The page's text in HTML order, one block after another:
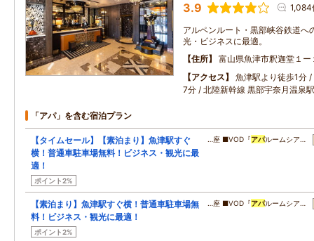
3.9 1,084
アルペンルート・黒部峡谷鉄道
光・ビジネスに最適。
住所
富山県魚津市釈迦堂１ー
アクセス
魚津駅より徒歩1分
7分 / 北陸新幹線 黒部宇奈月温泉駅
「アパ」を含む宿泊プラン
【タイムセール】【素泊まり】魚津駅すぐ
横！普通車駐車場無料！ビジネス・観光に最
適！
ポイント2%
…座 ■VOD『アパルームシア…
【素泊まり】魚津駅すぐ横！普通車駐車場無
料！ビジネス・観光に最適！
ポイント2%
…座 ■VOD『アパルームシア…